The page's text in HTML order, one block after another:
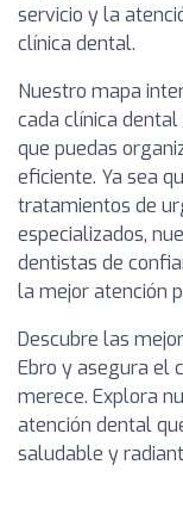
servicio y la
clínica dental.
Nuestro mapa
cada clínica dental
que puedas
eficiente. Ya sea
tratamientos de
especializados,
dentistas de
la mejor atención
Descubre las
Ebro y asegura el
merece. Explora
atención dental
saludable y